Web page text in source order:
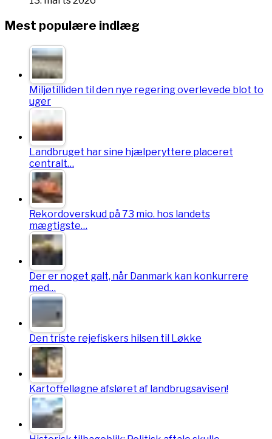
Mest populære indlæg
Miljøtilliden til den nye regering overlevede blot to
uger
Landbruget har sine hjælperyttere placeret
centralt…
Rekordoverskud på 73 mio. hos landets
mægtigste…
Der er noget galt, når Danmark kan konkurrere
med…
Den triste rejefiskers hilsen til Løkke
Kartoffelløgne afsløret af landbrugsavisen!